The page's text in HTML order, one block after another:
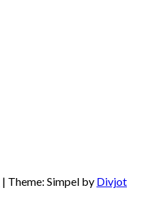
| Theme: Simpel by Divjot